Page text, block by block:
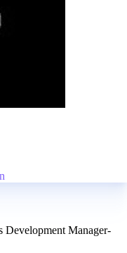
Development Manager-